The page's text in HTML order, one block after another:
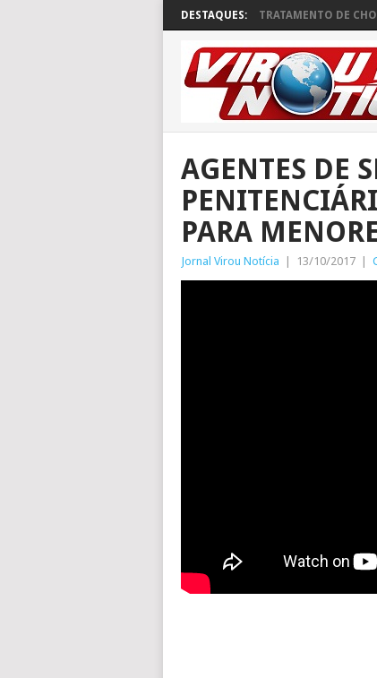
DESTAQUES: TRATAMENTO DE
AGENTES DE
PARA
Jornal Virou Notícia 13/10/2017